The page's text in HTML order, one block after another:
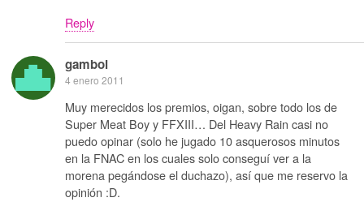
Reply
gamboi
4 enero 2011
Muy merecidos los premios, oigan, sobre todo los de
Super Meat Boy y FFXIII… Del Heavy Rain casi no
puedo opinar (solo he jugado 10 asquerosos minutos
en la FNAC en los cuales solo conseguí ver a la
morena pegándose el duchazo), así que me reservo la
opinión :D.